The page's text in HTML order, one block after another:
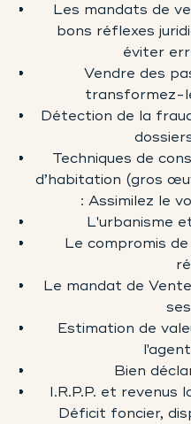
Les mandats de
bons réflexes
éviter
Vendre des
transformez-
Détection de la
Techniques de
d’habitation (gros
: Assimilez le
L'urbanisme
Le compromis
Le mandat de
Estimation de
Bien
I.R.P.P. et revenus
Déficit foncier,